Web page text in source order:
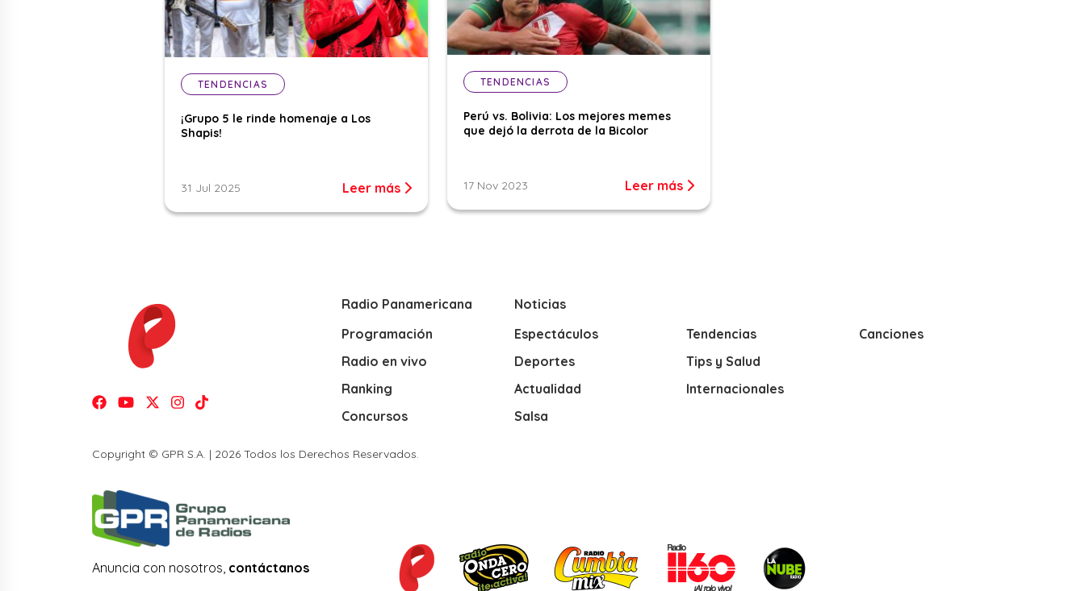
TENDENCIAS
¡Grupo 5 le rinde homenaje a Los
Shapis!
31 Jul 2025 Leer más
TENDENCIAS
Perú vs. Bolivia: Los mejores memes
que dejó la derrota de la Bicolor
17 Nov 2023 Leer más
Radio Panamericana
Programación
Radio en vivo
Ranking
Concursos
Noticias
Espectáculos
Deportes
Actualidad
Salsa
Tendencias
Tips y Salud
Internacionales
Canciones
Copyright © GPR S.A. | 2026 Todos los Derechos Reservados.
Anuncia con nosotros, contáctanos